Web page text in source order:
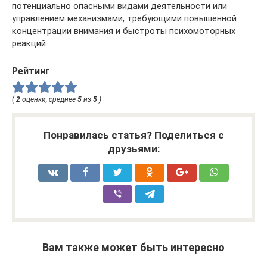
потенциально опасными видами деятельности или
управлением механизмами, требующими повышенной
концентрации внимания и быстроты психомоторных
реакций.
Рейтинг
( 2 оценки, среднее 5 из 5 )
Понравилась статья? Поделиться с
друзьями:
Вам также может быть интересно